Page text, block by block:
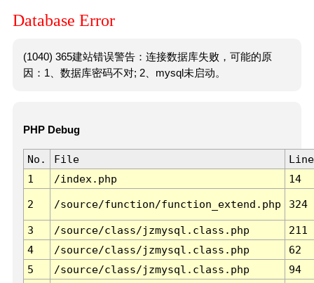
Database Error
(1040) 365建站错误警告：连接数据库失败，可能的原
因：1、数据库密码不对; 2、mysql未启动。
PHP Debug
No. File
Line
1
/index.php 14
2 /source/function/function_extend.php 324
3 /source/class/jzmysql.class.php
211
4
/source/class/jzmysql.class.php
62
5
/source/class/jzmysql.class.php
94